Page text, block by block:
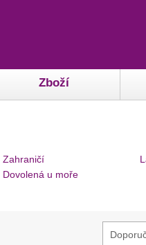
Zboží
Zahraničí
Dovolená u moře